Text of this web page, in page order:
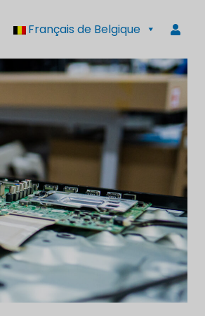
Français de Belgique